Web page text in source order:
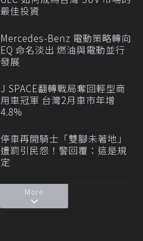
最佳投資
Mercedes-Benz 電動策略轉向
EQ 命名淡出 燃油與電動並行
發展
J SPACE翻轉戰局奪回輕型商
用車冠軍 台灣2月車市年增
4.8%
停車再開騎士「雙腳未著地」
遭罰引民怨！警回覆：這是規
定
More